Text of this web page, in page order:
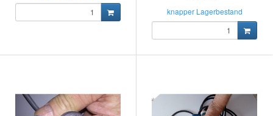
knapper Lagerbestand